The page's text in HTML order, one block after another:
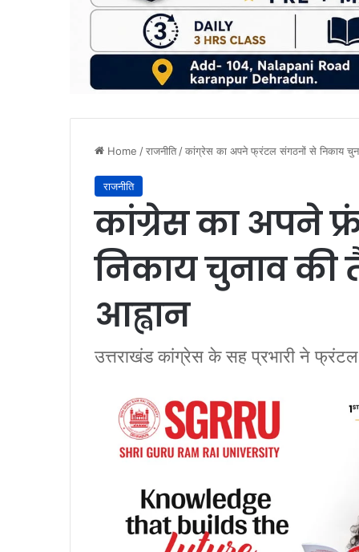
Home /राजनीति/कांग्रेस का अपने फ्रंटल संगठनों से निकाय
राजनीति
कांग्रेस का अपने
निकाय चुनाव की
आह्वान
उत्तराखंड कांग्रेस के सह प्रभारी ने